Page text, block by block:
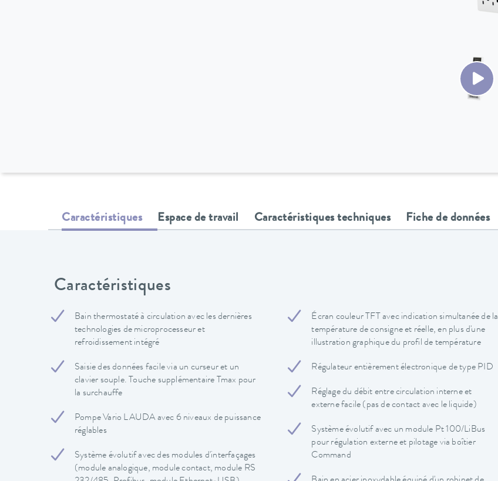
Caractéristiques Espace de travail Caractéristiques techniques Fiche de données
Caractéristiques
Bain thermostaté à circulation avec les dernières
technologies de microprocesseur et
refroidissement intégré
Saisie des données facile via un curseur et un
clavier souple. Touche supplémentaire Tmax pour
la surchauffe
Pompe Vario LAUDA avec 6 niveaux de puissance
réglables
Système évolutif avec des modules d'interfaçages
(module analogique, module contact, module RS
Écran couleur TFT avec indication simultanée de la
température de consigne et réelle, en plus d'une
illustration graphique du profil de température
Régulateur entièrement électronique de type PID
Réglage du débit entre circulation interne et
externe facile (pas de contact avec le liquide)
Système évolutif avec un module Pt 100/LiBus
pour régulation externe et pilotage via boîtier
Command